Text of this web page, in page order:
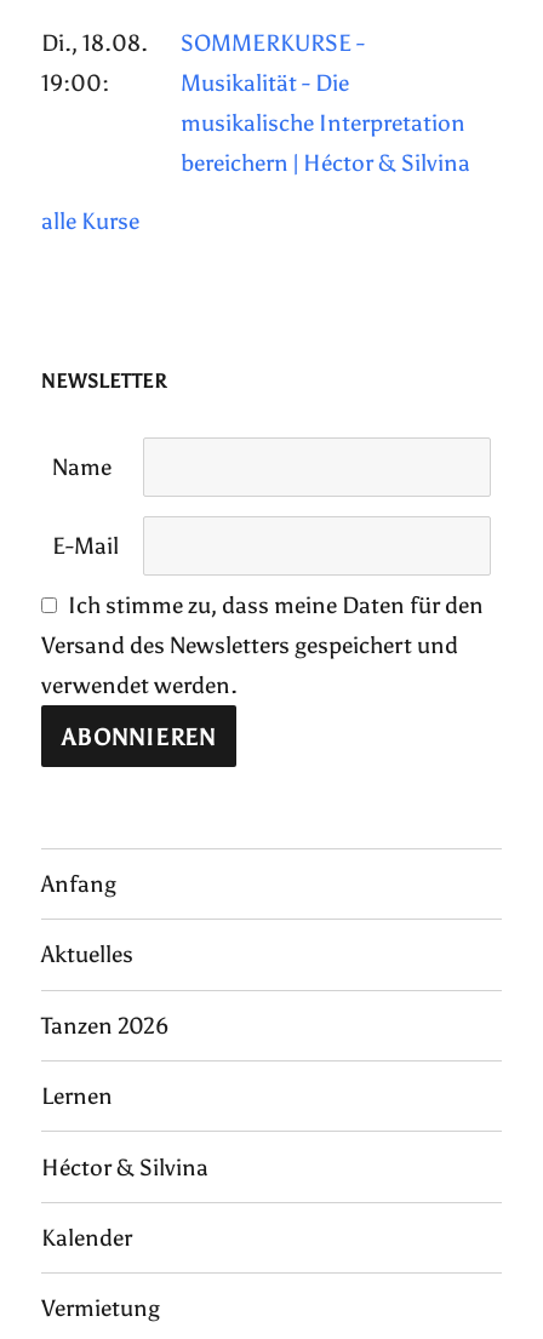
Di., 18.08.
19:00:
SOMMERKURSE -
Musikalität - Die
musikalische Interpretation
bereichern | Héctor & Silvina
alle Kurse
NEWSLETTER
Name
E-Mail
Ich stimme zu, dass meine Daten für den
Versand des Newsletters gespeichert und
verwendet werden.
Anfang
Aktuelles
Tanzen 2026
Lernen
Héctor & Silvina
Kalender
Vermietung